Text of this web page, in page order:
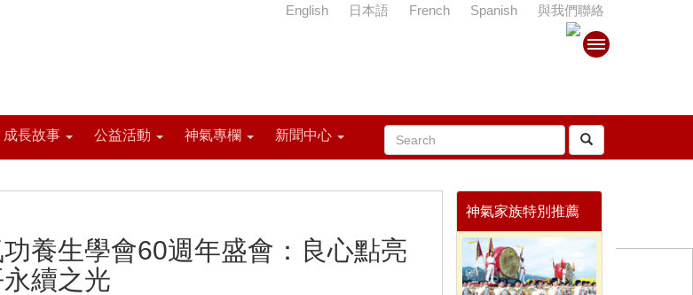
成長故事 公益活動 神氣專欄 新聞中心
English 日本語 French Spanish 與我們聯絡
養生學會60週年盛會：良心點亮
續之光
神氣家族特別推薦